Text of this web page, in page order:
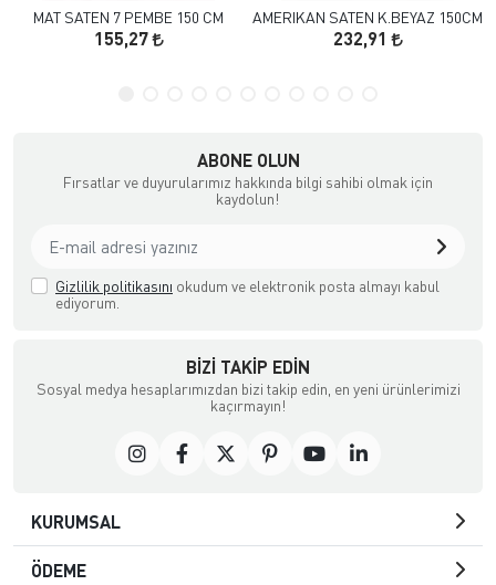
MAT SATEN 7 PEMBE 150 CM
155,27
AMERIKAN SATEN K.BEYAZ 150CM
232,91
ABONE OLUN
Fırsatlar ve duyurularımız hakkında bilgi sahibi olmak için
kaydolun!
Gizlilik politikasını okudum ve elektronik posta almayı kabul
ediyorum.
BIZI TAKIP EDIN
Sosyal medya hesaplarımızdan bizi takip edin, en yeni ürünlerimizi
kaçırmayın!
KURUMSAL
ÖDEME